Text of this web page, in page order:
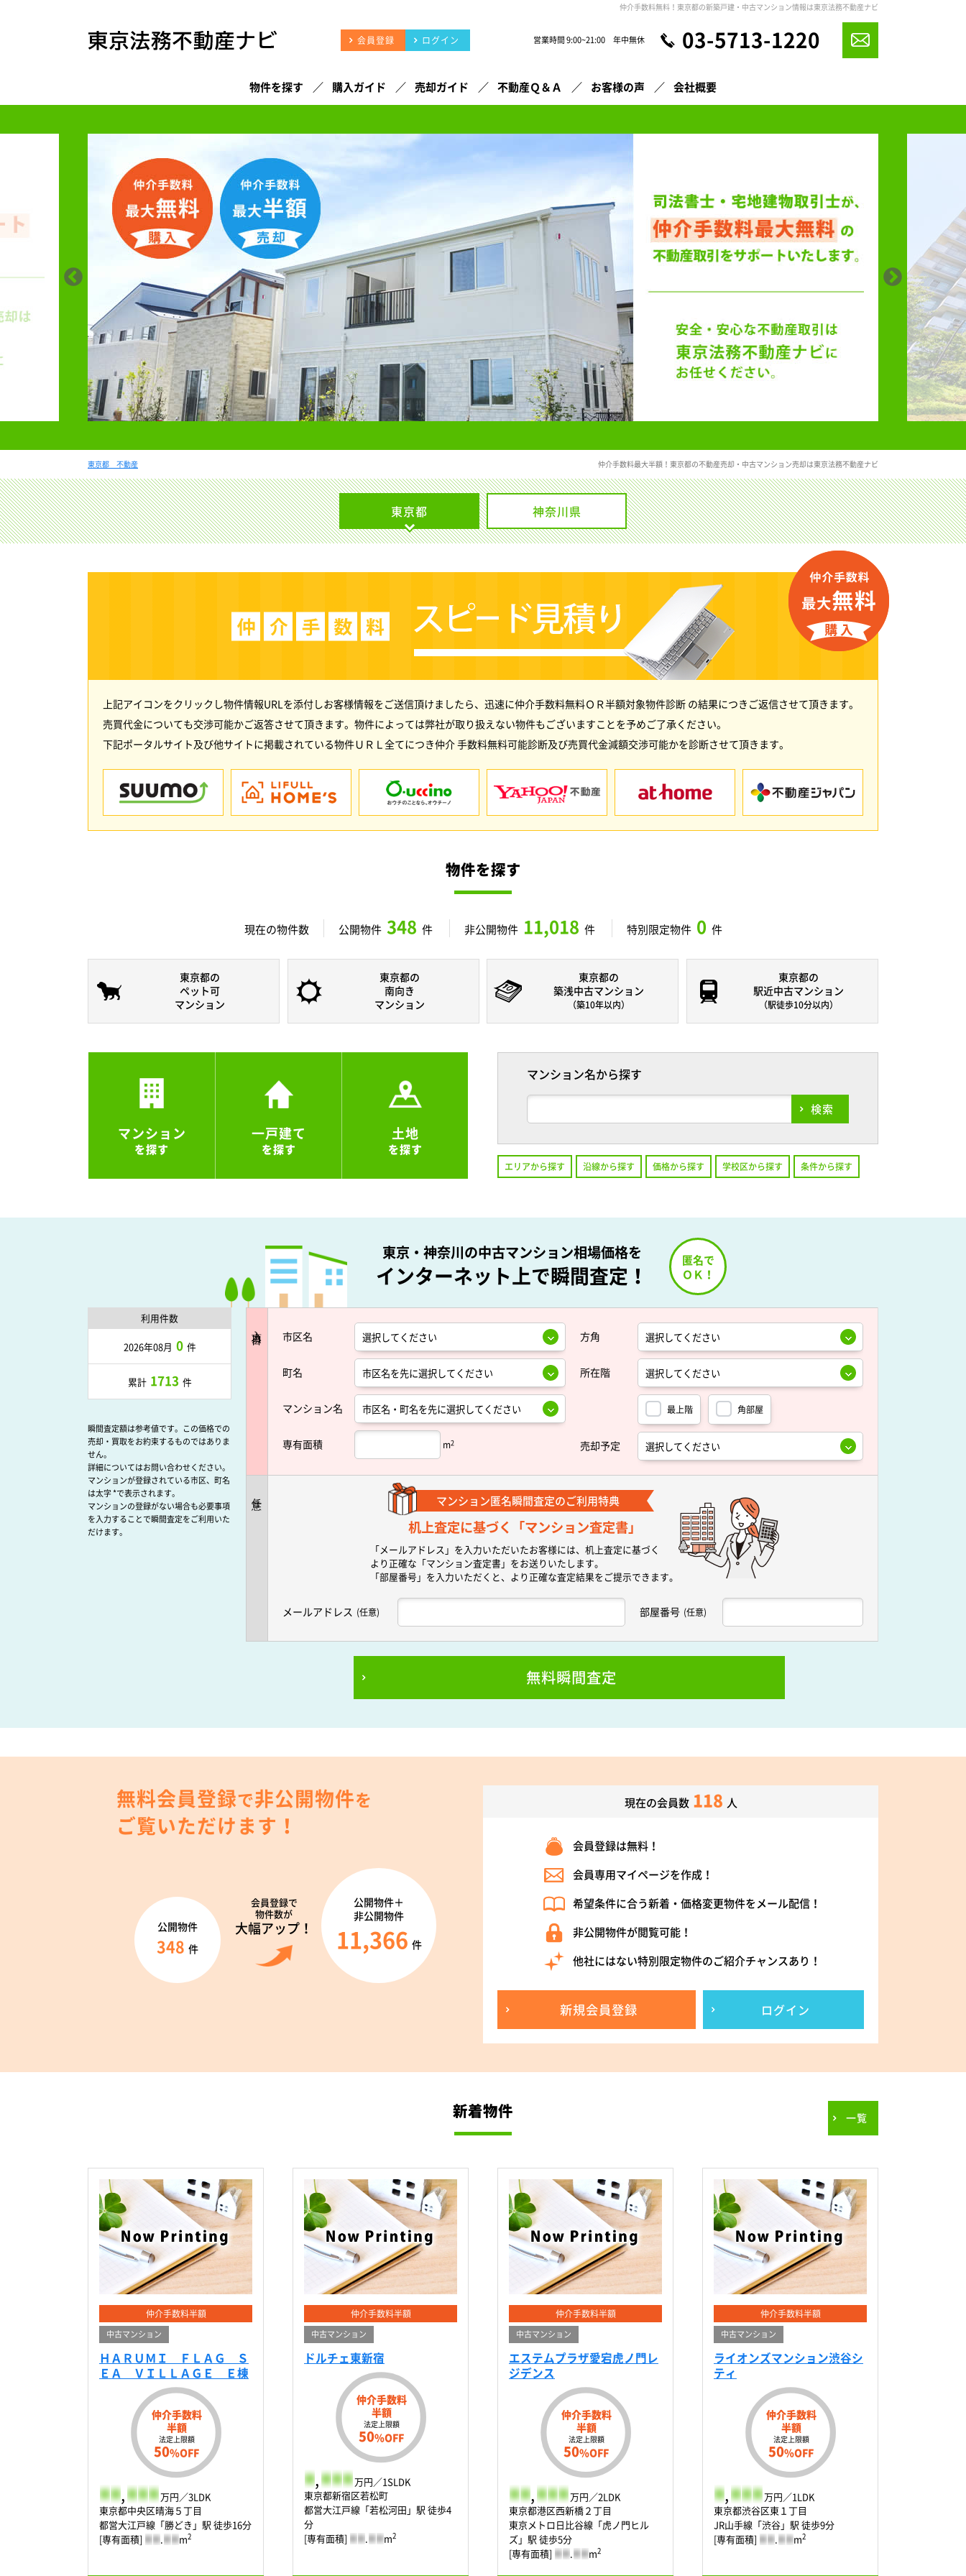
仲介手数料無料！東京都の新築戸建・中古マンション情報は東京法務不動産ナビ
会員登録 ログイン 営業時間 9:00~21:00 年中無休 03-5713-1220
物件を探す 購入ガイド 売却ガイド 不動産Ｑ＆Ａ お客様の声 会社概要
東京都 不動産 仲介手数料最大半額！東京都の不動産売却・中古マンション売却は東京法務不動産ナビ
東京都 神奈川県
上記アイコンをクリックし物件情報URLを添付しお客様情報をご送信頂けましたら、迅速に仲介手数料無料ＯＲ半額対象物件診断 の結果につきご返信させて頂きます。
売買代金についても交渉可能かご返答させて頂きます。物件によっては弊社が取り扱えない物件もございますことを予めご了承ください。
下記ポータルサイト及び他サイトに掲載されている物件ＵＲＬ全てにつき仲介 手数料無料可能診断及び売買代金減額交渉可能かを診断させて頂きます。
物件を探す
現在の物件数 公開物件 348 件 非公開物件 11,018 件 特別限定物件 0 件
東京都の
ペット可
マンション
東京都の
南向き
マンション
東京都の
築浅中古マンション
（築10年以内）
東京都の
駅近中古マンション
（駅徒歩10分以内）
マンション
を探す
一戸建て
を探す
土地
を探す
マンション名から探す
検索
エリアから探す 沿線から探す 価格から探す 学校区から探す 条件から探す
東京・神奈川の中古マンション相場価格を
インターネット上で瞬間査定！
利用件数
2026年08月 0 件
累計 1713 件
市区名
町名
マンション名
専有面積 m2
方角
所在階
最上階 角部屋
売却予定
マンション匿名瞬間査定のご利用特典
机上査定に基づく 「マンション査定書」
「メールアドレス」を入力いただいたお客様には、机上査定に基づく
より正確な 「マンション査定書」 をお送りいたします。
「部屋番号」を入力いただくと、より正確な査定結果をご提示できます。
メールアドレス (任意) 部屋番号 (任意)
無料瞬間査定
瞬間査定額は参考値です。この価格での
売却・買取をお約束するものではありま
せん。
詳細についてはお問い合わせください。
マンションが登録されている市区、町名
は太字 *で表示されます。
マンションの登録がない場合も必要事項
を入力することで瞬間査定をご利用いた
だけます。
無料会員登録で非公開物件を
ご覧いただけます！
会員登録で
物件数が
大幅アップ！
公開物件
348 件
公開物件＋
非公開物件
11,366 件
現在の会員数 118 人
会員登録は無料！
会員専用マイページを作成！
希望条件に合う新着・価格変更物件をメール配信！
非公開物件が閲覧可能！
他社にはない特別限定物件のご紹介チャンスあり！
新規会員登録 ログイン
新着物件 一覧
仲介手数料半額
中古マンション
ＨＡＲＵＭＩ ＦＬＡＧ Ｓ
ＥＡ ＶＩＬＬＡＧＥ Ｅ棟
仲介手数料
半額
法定上限額
50%OFF
- - ,- - - 万円／3LDK
東京都中央区晴海５丁目
都営大江戸線「勝どき」駅 徒歩16分
[専有面積] - - .- - m2
仲介手数料半額
中古マンション
ドルチェ東新宿
仲介手数料
半額
法定上限額
50%OFF
- ,- - - 万円／1SLDK
東京都新宿区若松町
都営大江戸線「若松河田」駅 徒歩4
分
[専有面積] - - .- - m2
仲介手数料半額
中古マンション
エステムプラザ愛宕虎ノ門レ
ジデンス
仲介手数料
半額
法定上限額
50%OFF
- - ,- - - 万円／2LDK
東京都港区西新橋２丁目
東京メトロ日比谷線「虎ノ門ヒル
ズ」駅 徒歩5分
[専有面積] - - .- - m2
仲介手数料半額
中古マンション
ライオンズマンション渋谷シ
ティ
仲介手数料
半額
法定上限額
50%OFF
- ,- - - 万円／1LDK
東京都渋谷区東１丁目
JR山手線「渋谷」駅 徒歩9分
[専有面積] - - .- - m2